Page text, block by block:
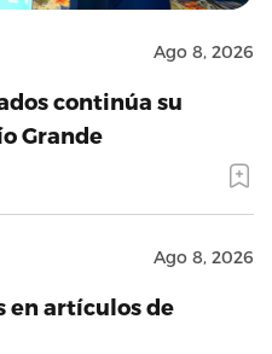
Ago 8, 2026
continúa su
Grande
Ago 8, 2026
en artículos de